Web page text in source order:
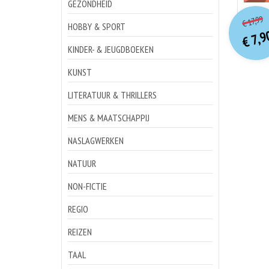
GEZONDHEID
HOBBY & SPORT
KINDER- & JEUGDBOEKEN
KUNST
LITERATUUR & THRILLERS
MENS & MAATSCHAPPIJ
NASLAGWERKEN
NATUUR
NON-FICTIE
REGIO
REIZEN
TAAL
€17,99
€